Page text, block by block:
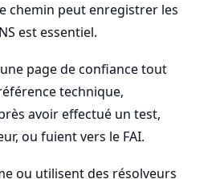
chemin peut enregistrer les
est essentiel.
page de confiance tout
technique,
avoir effectué un test,
ou fuient vers le FAI.
ou utilisent des résolveurs